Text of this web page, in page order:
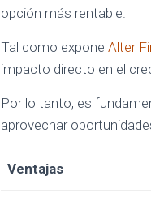
opción más rentable.
Tal como expone Alter
impacto directo en el
Por lo tanto, es
aprovechar
Ventajas